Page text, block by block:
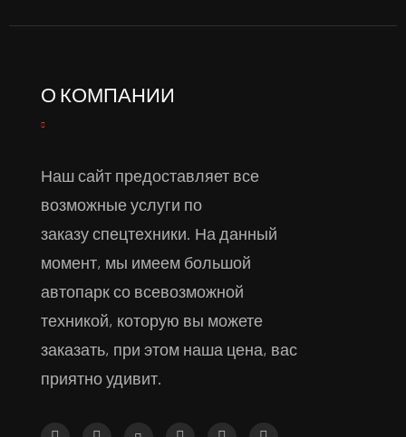
О КОМПАНИИ
Наш сайт предоставляет все
возможные услуги по
заказу спецтехники. На данный
момент, мы имеем большой
автопарк со всевозможной
техникой, которую вы можете
заказать, при этом наша цена, вас
приятно удивит.